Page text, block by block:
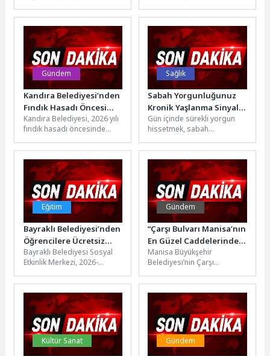
More’un düzenlediği Hawaii
Tropical Alışveriş Şenliği,
renkli anlara ve...
ardından muhtarları ziyaret
ederek mahallelerin talep
ve...
Gündem
Kandıra Belediyesi’nden
Fındık Hasadı Öncesi
Üreticiye Yol Desteği
Kandıra Belediyesi, 2026 yılı
fındık hasadı öncesinde
daha güvenli ve kolay
ulaşabilmesi...
Sağlık
Sabah Yorgunluğunuz
Kronik Yaşlanma Sinyali
Olabilir Mi?
Gün içinde sürekli yorgun
hissetmek, sabah
zihindeki düşünceleri
susturamamak,
odaklanmada yaşanan
sorunlar ya...
Eğitim
Bayraklı Belediyesi’nden
Öğrencilere Ücretsiz
Eğitim Desteği
Bayraklı Belediyesi Sosyal
Etkinlik Merkezi, 2026-
için yeni öğrencilerini kabul
etmeye hazırlanıyor. 7, 8,
11...
Gündem
“Çarşı Bulvarı Manisa’nın
En Güzel Caddelerinden
Biri Olacak”
Manisa Büyükşehir
Belediyesi’nin Çarşı
yenileme çalışmaları tüm
hızıyla sürüyor. Bölgede
yaşayan Manisalıların ve...
Kültür Sanat Gündem